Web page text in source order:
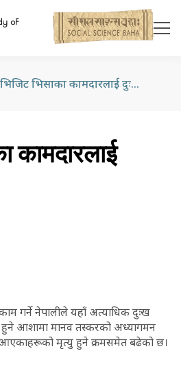
भिजिट भिसाका कामदारलाई दुःखै–दुःख
कामदारलाई
गर्ने नेपालीले यहाँ अत्याधिक दुःख
हुने आशामा मानव तस्करको अध्यागमन
आएकाहरूको मृत्यु हुने क्रमसमेत बढेको छ।